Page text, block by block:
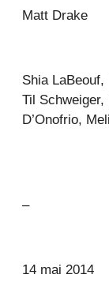
Matt Drake
Shia
Til
D’Onofrio,
–
14 mai 2014